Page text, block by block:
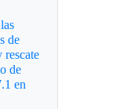
de
rescate
de
en